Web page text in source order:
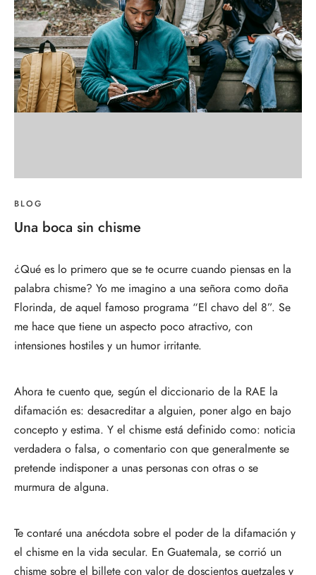
BLOG
Una boca sin chisme
¿Qué es lo primero que se te ocurre cuando piensas en la
palabra chisme? Yo me imagino a una señora como doña
Florinda, de aquel famoso programa “El chavo del 8”. Se
me hace que tiene un aspecto poco atractivo, con
intensiones hostiles y un humor irritante.
Ahora te cuento que, según el diccionario de la RAE la
difamación es: desacreditar a alguien, poner algo en bajo
concepto y estima. Y el chisme está definido como: noticia
verdadera o falsa, o comentario con que generalmente se
pretende indisponer a unas personas con otras o se
murmura de alguna.
Te contaré una anécdota sobre el poder de la difamación y
el chisme en la vida secular. En Guatemala, se corrió un
chisme sobre el billete con valor de doscientos quetzales y